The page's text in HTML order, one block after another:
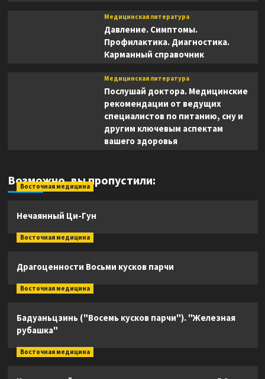
Медицинская литература
Давление. Симптомы.
Профилактика. Диагностика.
Карманный справочник
Медицинская литература
Послушай доктора. Медицинские
рекомендации от ведущих
специалистов по питанию, сну и
другим ключевым аспектам
вашего здоровья
Возможно, вы пропустили:
Восточная медицина
Нечаянный Ци-Гун
Восточная медицина
Драгоценности Восьми кусков парчи
Восточная медицина
Бадуаньцзинь ("Восемь кусков парчи"). "Железная
рубашка"
Восточная медицина